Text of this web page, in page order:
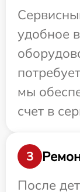
удобное
мы
счет в
3
После